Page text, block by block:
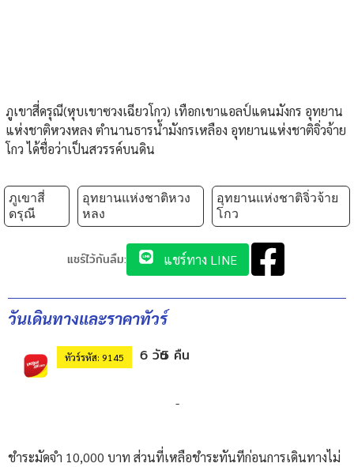
ภูเขาสี่ดรุณี(หุบเขาซวงเฉียวโกว) เทือกเขาแอลป์แดนมังกร อุทยาน
แห่งชาติหวงหลง ตำนานธารน้ำมังกรเหลือง อุทยานแห่งชาติจิ่วจ้าย
โกว ได้ชื่อว่าเป็นสวรรค์บนดิน
ภูเขาสี่
ดรุณี
อุทยานแห่งชาติหวง
หลง
อุทยานแห่งชาติจิ่วจ้าย
โกว
แชร์ไว้กันลืม: แชร์ทาง LINE
วันเดินทางและราคาทัวร์
ทัวร์รหัส: 9145 6 วัน5 คืน
-
ชำระมัดจำ 10,000 บาท ส่วนที่เหลือชำระทันทีก่อนการเดินทางไม่